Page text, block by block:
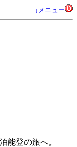
↓メニュー
能登の旅へ。